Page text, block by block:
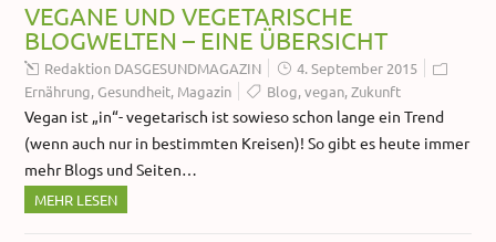
VEGANE UND VEGETARISCHE
BLOGWELTEN – EINE ÜBERSICHT
Redaktion DASGESUNDMAGAZIN
4. September 2015
Ernährung,Gesundheit, Magazin Blog,vegan,Zukunft
Vegan ist „in“- vegetarisch ist sowieso schon lange ein Trend
(wenn auch nur in bestimmten Kreisen)! So gibt es heute immer
mehr Blogs und Seiten…
MEHR LESEN